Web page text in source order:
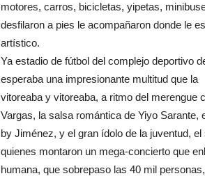
motores, carros, bicicletas, yipetas,
desfilaron a pies le acompañaron donde le
artístico.
Ya estadio de fútbol del complejo deportivo
esperaba una impresionante multitud que la
vitoreaba y vitoreaba, a ritmo del merengue
Vargas, la salsa romántica de Yiyo Sarante,
by Jiménez, y el gran ídolo de la juventud,
quienes montaron un mega-concierto que
humana, que sobrepaso las 40 mil